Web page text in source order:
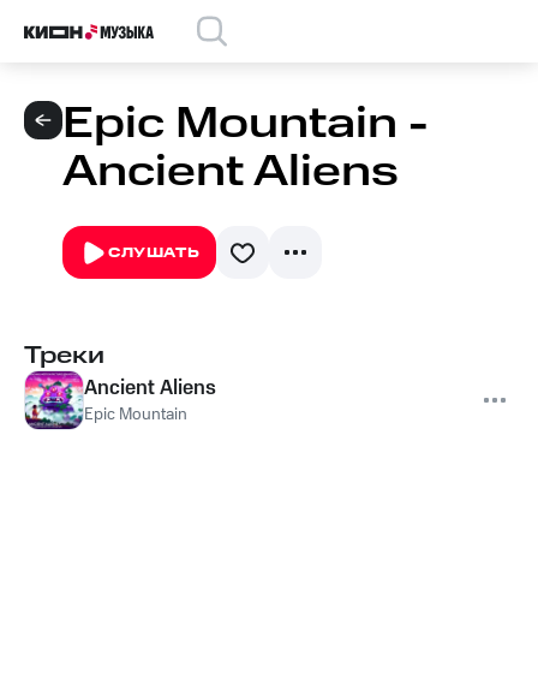
Epic Mountain -
Ancient Aliens
СЛУШАТЬ
Треки
Ancient Aliens
Epic Mountain